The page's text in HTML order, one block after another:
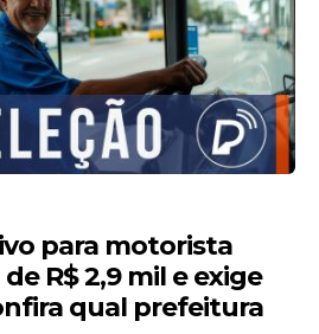
a 12 meses, com
pelo mesmo
seletivo terá validade
a partir da
final, conforme
municipal.
para motorista
R$ 2,9 mil e exige
qual prefeitura